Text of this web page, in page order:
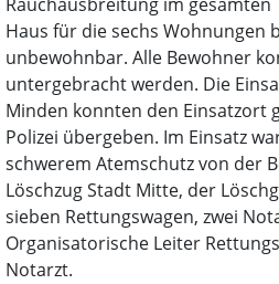
Haus für die sechs Wohnungen
unbewohnbar. Alle Bewohner
untergebracht werden. Die
Minden konnten den Einsatzort
Polizei übergeben. Im Einsatz
schwerem Atemschutz von der
Löschzug Stadt Mitte, der
sieben Rettungswagen, zwei
Organisatorische Leiter
Notarzt.